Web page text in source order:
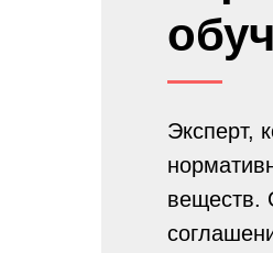
Эксперт,
веществ.